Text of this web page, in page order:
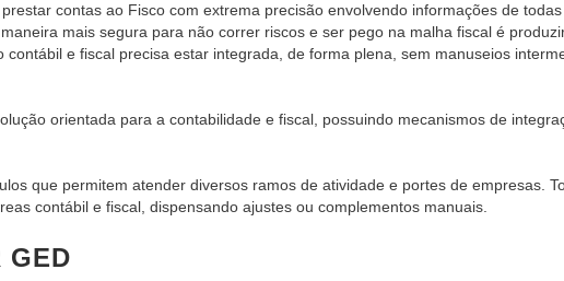
contas ao Fisco com extrema precisão envolvendo informações de
mais segura para não correr riscos e ser pego na malha fiscal é
e fiscal precisa estar integrada, de forma plena, sem manuseios
orientada para a contabilidade e fiscal, possuindo mecanismos de
que permitem atender diversos ramos de atividade e portes de empresas.
contábil e fiscal, dispensando ajustes ou complementos manuais.
GED